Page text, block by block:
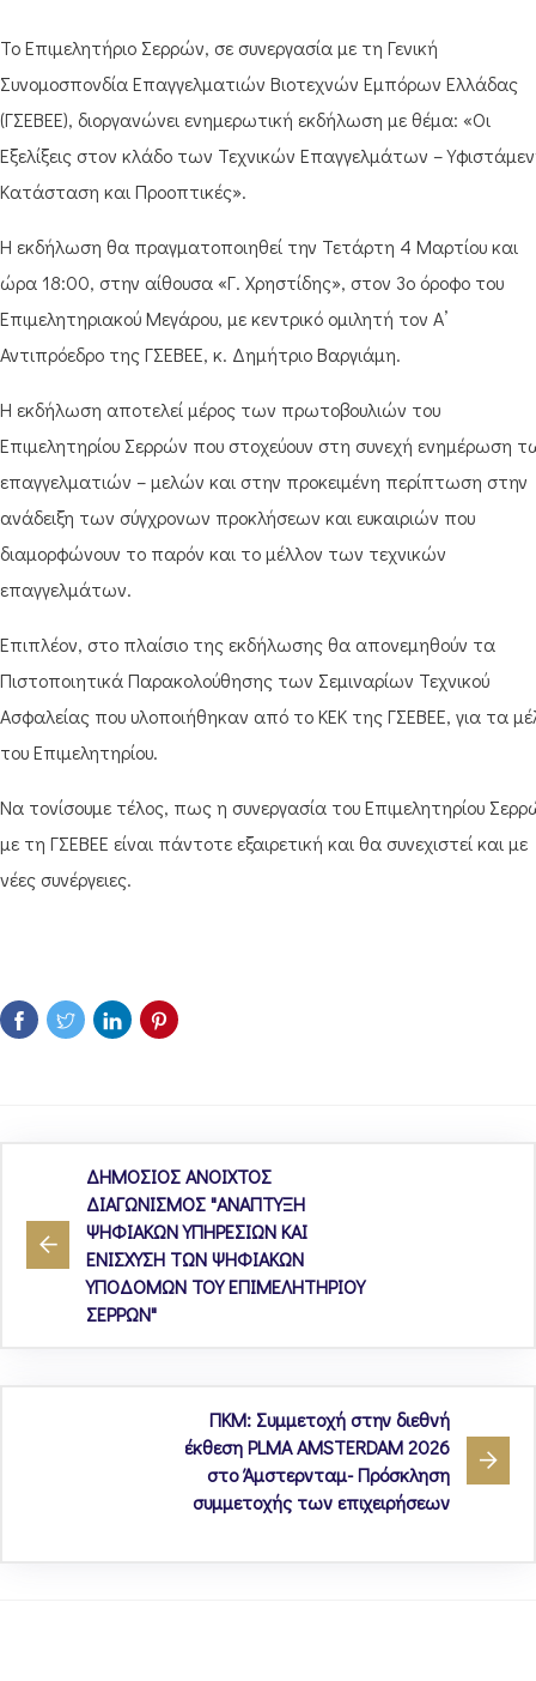
Το Επιμελητήριο Σερρών, σε συνεργασία με τη Γενική
Συνομοσπονδία Επαγγελματιών Βιοτεχνών Εμπόρων Ελλάδας
(ΓΣΕΒΕΕ), διοργανώνει ενημερωτική εκδήλωση με θέμα: «Οι
Εξελίξεις στον κλάδο των Τεχνικών Επαγγελμάτων –
Κατάσταση και Προοπτικές».
Η εκδήλωση θα πραγματοποιηθεί την Τετάρτη 4 Μαρτίου και
ώρα 18:00, στην αίθουσα «Γ. Χρηστίδης», στον 3ο όροφο του
Επιμελητηριακού Μεγάρου, με κεντρικό ομιλητή τον Α’
Αντιπρόεδρο της ΓΣΕΒΕΕ, κ. Δημήτριο Βαργιάμη.
Η εκδήλωση αποτελεί μέρος των πρωτοβουλιών του
Επιμελητηρίου Σερρών που στοχεύουν στη συνεχή ενημέρωση
επαγγελματιών – μελών και στην προκειμένη περίπτωση στην
ανάδειξη των σύγχρονων προκλήσεων και ευκαιριών που
διαμορφώνουν το παρόν και το μέλλον των τεχνικών
επαγγελμάτων.
Επιπλέον, στο πλαίσιο της εκδήλωσης θα απονεμηθούν τα
Πιστοποιητικά Παρακολούθησης των Σεμιναρίων Τεχνικού
Ασφαλείας που υλοποιήθηκαν από το ΚΕΚ της ΓΣΕΒΕΕ, για τα
του Επιμελητηρίου.
Να τονίσουμε τέλος, πως η συνεργασία του Επιμελητηρίου
με τη ΓΣΕΒΕΕ είναι πάντοτε εξαιρετική και θα συνεχιστεί και με
νέες συνέργειες.
ΔΗΜΟΣΙΟΣ ΑΝΟΙΧΤΟΣ
ΔΙΑΓΩΝΙΣΜΟΣ "ΑΝΑΠΤΥΞΗ
ΨΗΦΙΑΚΩΝ ΥΠΗΡΕΣΙΩΝ ΚΑΙ
ΕΝΙΣΧΥΣΗ ΤΩΝ ΨΗΦΙΑΚΩΝ
ΥΠΟΔΟΜΩΝ ΤΟΥ ΕΠΙΜΕΛΗΤΗΡΙΟΥ
ΣΕΡΡΩΝ"
ΠΚΜ: Συμμετοχή στην διεθνή
έκθεση PLMA AMSTERDAM 2026
στο Άμστερνταμ- Πρόσκληση
συμμετοχής των επιχειρήσεων